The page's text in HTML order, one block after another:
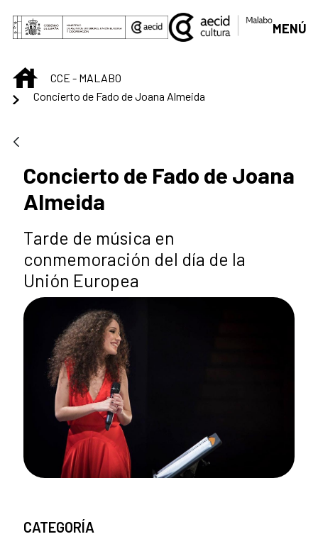
Skip to Main Content
MENÚ
INICIOCCE - MALABO
Concierto de Fado de Joana Almeida
Concierto de Fado de Joana
Almeida
Tarde de música en
conmemoración del día de la
Unión Europea
CATEGORÍA